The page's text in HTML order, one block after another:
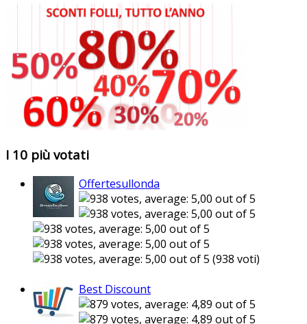
I 10 più votati
Offertesullonda
(938 voti)
Best Discount